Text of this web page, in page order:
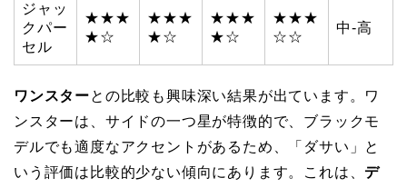
ジャッ
クパー
セル
★★★
★☆
★★★
★☆
★★★
★☆
★★★
☆☆
中-高
ワンスターとの比較も興味深い結果が出ています。ワ
ンスターは、サイドの一つ星が特徴的で、ブラックモ
デルでも適度なアクセントがあるため、「ダサい」と
いう評価は比較的少ない傾向にあります。これは、 デ